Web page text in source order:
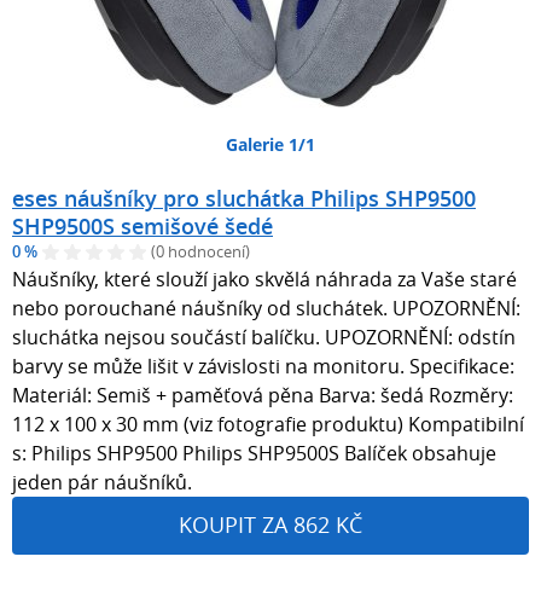
Galerie 1/1
eses náušníky pro sluchátka Philips SHP9500
SHP9500S semišové šedé
0 % (0 hodnocení)
Náušníky, které slouží jako skvělá náhrada za Vaše staré
nebo porouchané náušníky od sluchátek. UPOZORNĚNÍ:
sluchátka nejsou součástí balíčku. UPOZORNĚNÍ: odstín
barvy se může lišit v závislosti na monitoru. Specifikace:
Materiál: Semiš + paměťová pěna Barva: šedá Rozměry:
112 x 100 x 30 mm (viz fotografie produktu) Kompatibilní
s: Philips SHP9500 Philips SHP9500S Balíček obsahuje
jeden pár náušníků.
KOUPIT ZA 862 KČ